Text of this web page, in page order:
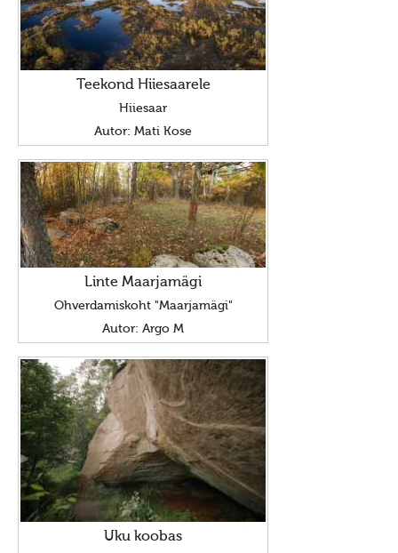
Uudised
Uudised 10236 (2023)
ILMUS MAAVALLA KALENDER 10237 (2024)
Uudised 10230 (2017) kuni 10236 (2023)
Uudised 10228 (2015)
Uudised 10227 (2014)
Uudised 10226 (2013)
Uudised 10225 (2012)
Uudised 10223 (2010)
Kuud
Pyhad
Suvistepühad Tammealuse hiies 19.05.2024
Vanemad uudised
Uudised 10222 (2009)
Uudised 10221 (2008)
Teekond Hiiesaarele
Hiiesaar
Autor: Mati Kose
Linte Maarjamägi
Ohverdamiskoht "Maarjamägi"
Autor: Argo M
Uku koobas